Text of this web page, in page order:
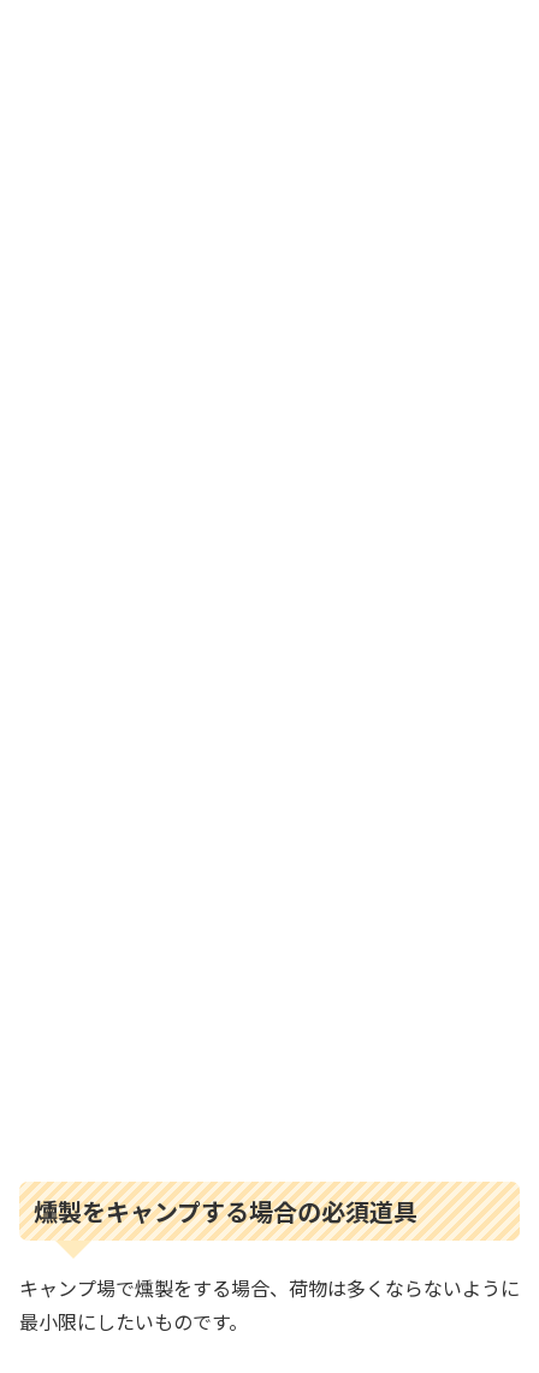
燻製をキャンプする場合の必須道具
キャンプ場で燻製をする場合、荷物は多くならないように
最小限にしたいものです。